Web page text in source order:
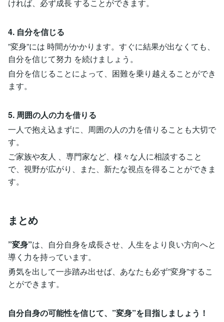
ければ、必ず成長 することができます。
4. 自分を信じる
”変身”には 時間がかかります。すぐに結果が出なくても、
自分を信じて努力 を続けましょう。
自分を信じることによって、困難を乗り越えることができ
ます。
5. 周囲の人の力を借りる
一人で抱え込まずに、周囲の人の力を借りることも大切で
す。
ご家族や友人 、専門家など、様々な人に相談すること
で、視野が広がり、また、新たな視点を得ることができま
す。
まとめ
”変身”は、自分自身を成長させ、人生をより良い方向へと
導く力を持っています。
勇気を出して一歩踏み出せば、あなたも必ず”変身”するこ
とができます。
自分自身の可能性を信じて、”変身”を目指しましょう！